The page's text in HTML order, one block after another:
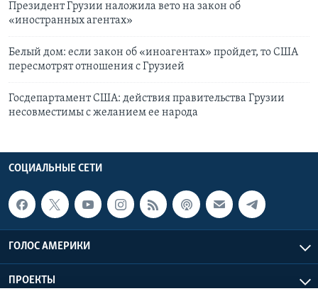
Президент Грузии наложила вето на закон об
«иностранных агентах»
Белый дом: если закон об «иноагентах» пройдет, то США
пересмотрят отношения с Грузией
Госдепартамент США: действия правительства Грузии
несовместимы с желанием ее народа
СОЦИАЛЬНЫЕ СЕТИ
ГОЛОС АМЕРИКИ
ПРОЕКТЫ